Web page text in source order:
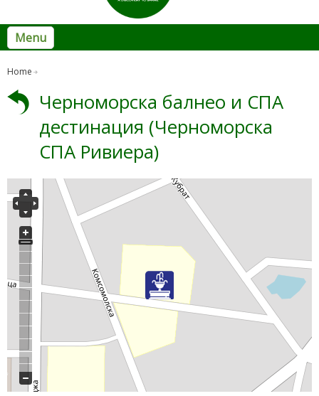
Menu
Home
Черноморска балнео и СПА
дестинация (Черноморска
СПА Ривиера)